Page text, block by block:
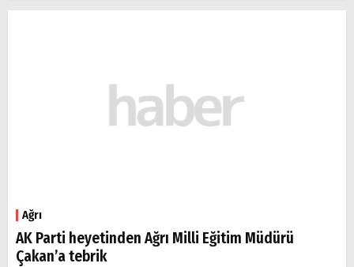
Ağrı
AK Parti heyetinden Ağrı Milli Eğitim Müdürü
Çakan’a tebrik